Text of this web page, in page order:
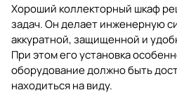
Хороший коллекторный шкаф
задач. Он делает инженерную
аккуратной, защищенной и
При этом его установка
оборудование должно быть
находиться на виду.